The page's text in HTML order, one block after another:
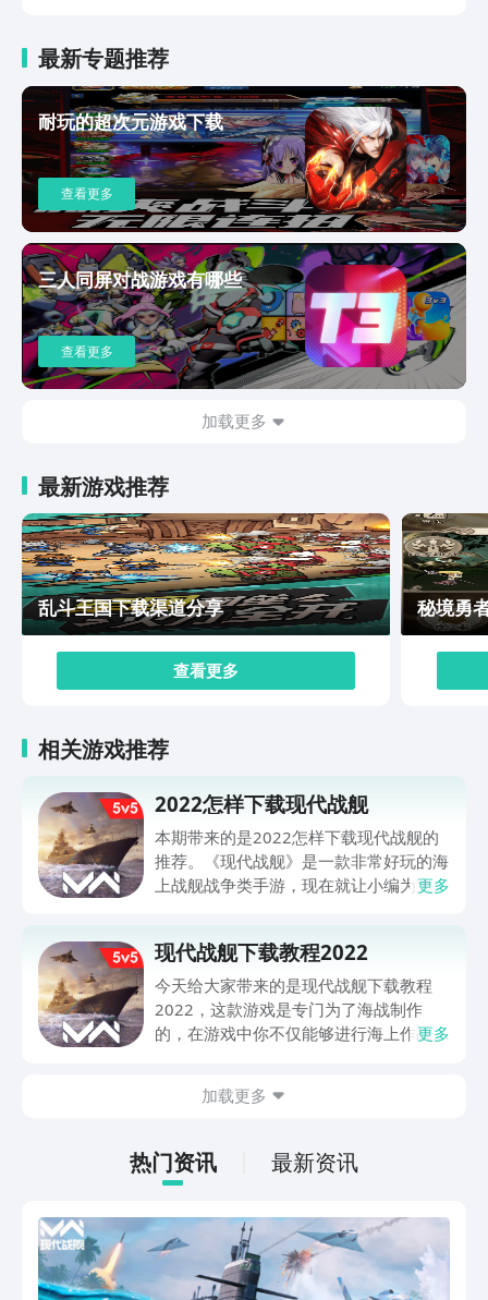
合适的舰船。游戏中的战舰模型设计精美细腻，栩栩如
生，让人仿佛置身于真实海战之中。 其次，游戏中的海
战场景非常真实，给玩家带来身临其境的感觉。您可以指
挥战舰在广阔的海洋上航行，在战斗中运用各种战术和战
术设备。游戏中的战斗系统非常精细，您可以选择不同的
武器和战术策略，以应对不同的敌人和战斗场景。而且，
游戏还提供了多种战斗模式，如单人模式、多人对战模式
等，让您可以根据自己的喜好来选择不同的游戏体验。
此外，游戏还注重玩家之间的互动和合作。您可以加入联
盟，与其他玩家一起组建庞大的舰队，共同对抗敌人。在
联盟中，您可以与其他玩家交流战术，分享资源和装备，
共同制定作战计划。与其他玩家一同作战，不仅能够增加
游戏的乐趣，还能提高自己的战斗实力。 总结一下，
《现代战舰》是一款令人兴奋和沉浸式的海战策略游戏。
精美的画面、丰富的战舰选择、真实的海战场景以及多样
的战斗模式，都使得这款游戏成为海战游戏中的佼佼者。
战舰指挥官之旅吧！
最新专题推荐
耐玩的超次元游戏下载
查看更多
三人同屏对战游戏有哪些
查看更多
加载更多
最新游戏推荐
乱斗王国下载渠道分享
查看更多
秘境勇
相关游戏推荐
2022怎样下载现代战舰
本期带来的是2022怎样下载现代战舰的
推荐。《现代战舰》是一款非常好玩的海
上战舰战争类手游，现在就让小编为大家
更多
现代战舰下载教程2022
今天给大家带来的是现代战舰下载教程
2022，这款游戏是专门为了海战制作
的，在游戏中你不仅能够进行海上作战，
往下具体了解了解这款游戏吧。
更多
加载更多
热门资讯 最新资讯